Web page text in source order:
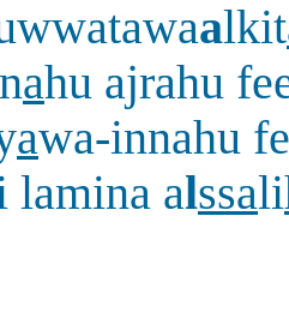
alkit
ahu ajrahu
awa-innahu
lamina alssali